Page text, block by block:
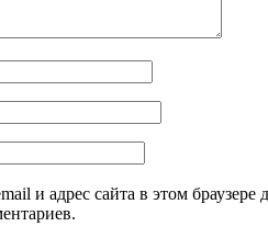
и адрес сайта в этом браузере